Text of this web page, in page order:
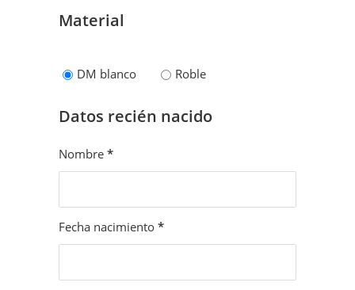
Material
DM blanco Roble
Datos recién nacido
Nombre *
Fecha nacimiento *